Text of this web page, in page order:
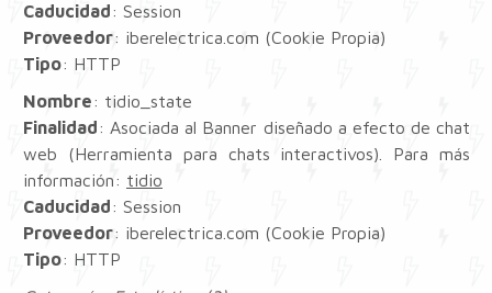
Caducidad: Session
Proveedor: iberelectrica.com (Cookie Propia)
Tipo: HTTP
Nombre: tidio_state
Finalidad: Asociada al Banner diseñado a efecto de chat
web (Herramienta para chats interactivos). Para más
información: tidio
Caducidad: Session
Proveedor: iberelectrica.com (Cookie Propia)
Tipo: HTTP